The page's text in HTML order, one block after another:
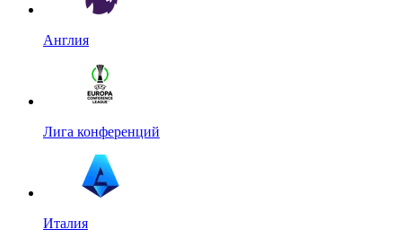
Англия
Лига конференций
Италия